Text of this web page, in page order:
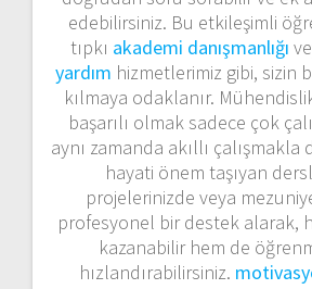
edebilirsiniz. Bu etkileşimli
tıpkı akademi danışmanlığı
yardım hizmetlerimiz gibi, sizin
kılmaya odaklanır.
başarılı olmak sadece çok
aynı zamanda akıllı çalışmakla
hayati önem taşıyan
projelerinizde veya
profesyonel bir destek alarak,
kazanabilir hem de
hızlandırabilirsiniz.